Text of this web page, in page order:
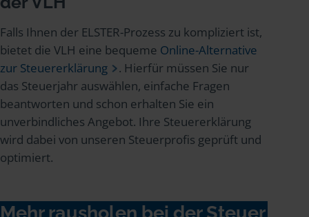
Falls Ihnen der ELSTER-Prozess zu kompliziert ist,
bietet die VLH eine bequeme Online-Alternative
zur Steuererklärung
. Hierfür müssen Sie nur
das Steuerjahr auswählen, einfache Fragen
beantworten und schon erhalten Sie ein
unverbindliches Angebot. Ihre Steuererklärung
wird dabei von unseren Steuerprofis geprüft und
optimiert.
Mehr rausholen bei der Steuer